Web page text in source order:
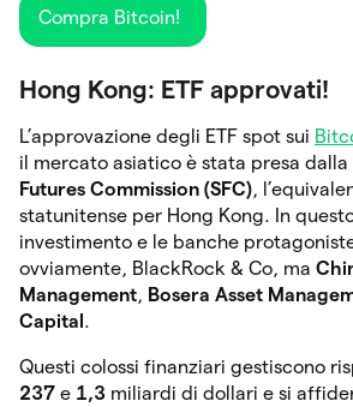
Compra Bitcoin!
Hong Kong: ETF approvati!
L’approvazione degli ETF spot sui
il mercato asiatico è stata presa dalla
Futures Commission (SFC),
statunitense per Hong Kong. In
investimento e le banche
ovviamente, BlackRock & Co, ma
Management, Bosera Asset
Capital .
Questi colossi finanziari gestiscono
237 e 1,3 miliardi di dollari e si